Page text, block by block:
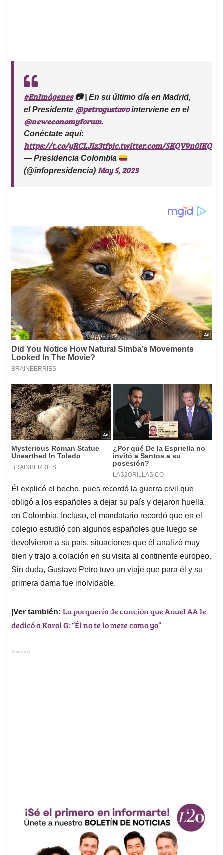
#EnImágenes📷 | En su último día en Madrid,
el Presidente @petrogustavointerviene en el
@neweconomyforum.
Conéctate aquí:
https://t.co/yRCLJiz3tfpic.twitter.com/5KQV9n0IKQ
— Presidencia Colombia
(@infopresidencia) May 5, 2023
Él explicó el hecho, pues recordó la guerra civil que
obligó a los españoles a dejar su país y dejaron huella
en Colombia. Incluso, el mandatario recordó que en el
colegio estudió con algunos españoles que luego se
devolvieron a su país, situaciones que él analizó muy
bien y trajo a colación en su visita al continente europeo.
Sin duda, Gustavo Petro tuvo un viaje que para él y su
primera dama fue inolvidable.
|Ver también: La porquería de canción que Anuel AA le
dedicó a Karol G: “Él no te lo mete como yo”
Anuncios.